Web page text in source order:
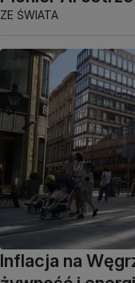
ZE ŚWIATA
Inflacja na